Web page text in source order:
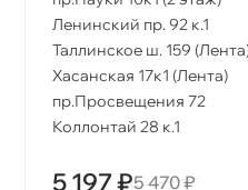
Ленинский пр. 92 к.1
Таллинское ш. 159
Хасанская 17к1 (Лента)
пр.Просвещения 72
Коллонтай 28 к.1
5 197 ₽5 470 ₽